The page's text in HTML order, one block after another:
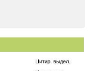
Цитир. выдел.